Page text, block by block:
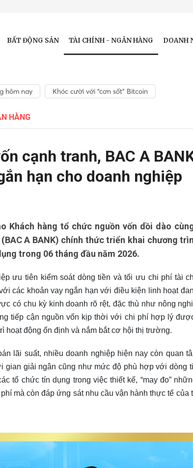
BẤT ĐỘNG SẢN TÀI CHÍNH - NGÂN HÀNG DOANH
hôm nay Khóc cười với “cơn sốt” Bitcoin
HÀNG
cạnh tranh, BAC A
hạn cho doanh nghiệp
Khách hàng tổ chức nguồn vốn dồi dào
A BANK) chính thức triển khai chương
trong 06 tháng đầu năm 2026.
ưu tiên kiểm soát dòng tiền và tối ưu chi phí tài
các khoản vay ngắn hạn với điều kiện linh hoạt
có chu kỳ kinh doanh rõ rệt, đặc thù như nông
tiếp cận nguồn vốn kịp thời với chi phí hợp lý
hoạt động ổn định và nắm bắt cơ hội thị trường.
lãi suất, nhiều doanh nghiệp hiện nay còn quan
gian giải ngân cũng như mức độ phù hợp với dòng
tổ chức tín dụng trong việc thiết kế, “may đo”
mà còn đáp ứng sát nhu cầu vận hành thực tế của